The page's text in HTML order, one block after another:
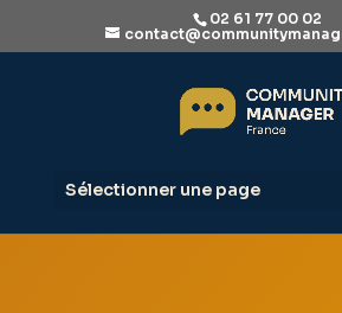
02 61 77 00 02
Sélectionner une page